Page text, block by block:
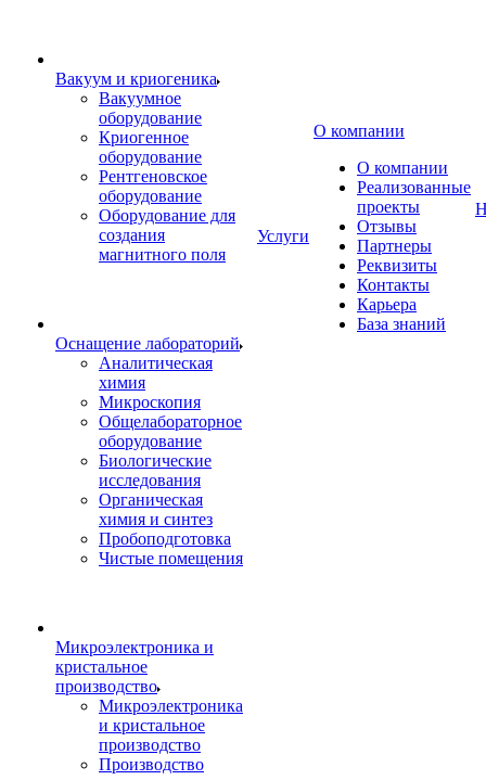
Вакуум и криогеника
Вакуумное
оборудование
Криогенное
оборудование
Рентгеновское
оборудование
Оборудование для
создания
магнитного поля
Оснащение лабораторий
Аналитическая
химия
Микроскопия
Общелабораторное
оборудование
Биологические
исследования
Органическая
химия и синтез
Пробоподготовка
Чистые помещения
Микроэлектроника и
кристальное
производство
Микроэлектроника
и кристальное
производство
Производство
Услуги
О компании
О компании
Реализованные
проекты
Отзывы
Партнеры
Реквизиты
Контакты
Карьера
База знаний